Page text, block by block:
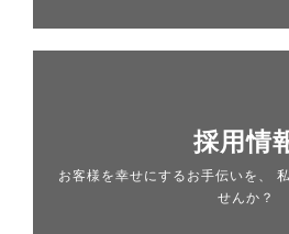
採用情
お客様を幸せにするお手伝いを、
せんか？